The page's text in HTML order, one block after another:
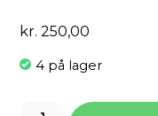
kr. 250,00
4 på lager